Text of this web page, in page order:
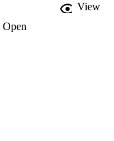
View
Open